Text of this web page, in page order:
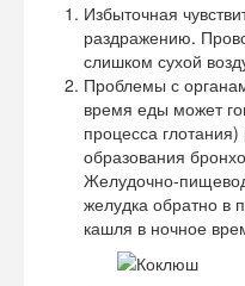
Избыточная
раздражению.
слишком сухой
Проблемы с
время еды может
процесса
образования
Желудочно-
желудка обратно в
кашля в ночное